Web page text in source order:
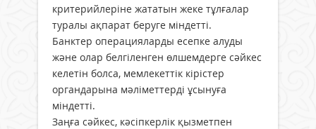
критерийлеріне жататын жеке тұлғалар
туралы ақпарат беруге міндетті.
Банктер операцияларды есепке алуды
және олар белгіленген өлшемдерге сәйкес
келетін болса, мемлекеттік кірістер
органдарына мәліметтерді ұсынуға
міндетті.
Заңға сәйкес, кәсіпкерлік қызметпен